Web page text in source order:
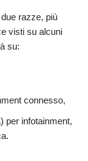
razze, più
visti su alcuni
su:
connesso,
per infotainment,